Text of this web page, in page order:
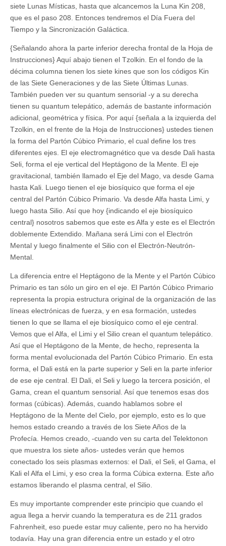
siete Lunas Místicas, hasta que alcancemos la Luna Kin 208,
que es el paso 208. Entonces tendremos el Día Fuera del
Tiempo y la Sincronización Galáctica.
{Señalando ahora la parte inferior derecha frontal de la Hoja de
Instrucciones} Aquí abajo tienen el Tzolkin. En el fondo de la
décima columna tienen los siete kines que son los códigos Kin
de las Siete Generaciones y de las Siete Últimas Lunas.
También pueden ver su quantum sensorial -y a su derecha
tienen su quantum telepático, además de bastante información
adicional, geométrica y física. Por aquí {señala a la izquierda del
Tzolkin, en el frente de la Hoja de Instrucciones} ustedes tienen
la forma del Partón Cúbico Primario, el cual define los tres
diferentes ejes. El eje electromagnético que va desde Dali hasta
Seli, forma el eje vertical del Heptágono de la Mente. El eje
gravitacional, también llamado el Eje del Mago, va desde Gama
hasta Kali. Luego tienen el eje biosíquico que forma el eje
central del Partón Cúbico Primario. Va desde Alfa hasta Limi, y
luego hasta Silio. Así que hoy {indicando el eje biosíquico
central} nosotros sabemos que este es Alfa y este es el Electrón
doblemente Extendido. Mañana será Limi con el Electrón
Mental y luego finalmente el Silio con el Electrón-Neutrón-
Mental.
La diferencia entre el Heptágono de la Mente y el Partón Cúbico
Primario es tan sólo un giro en el eje. El Partón Cúbico Primario
representa la propia estructura original de la organización de las
líneas electrónicas de fuerza, y en esa formación, ustedes
tienen lo que se llama el eje biosíquico como el eje central.
Vemos que el Alfa, el Limi y el Silio crean el quantum telepático.
Así que el Heptágono de la Mente, de hecho, representa la
forma mental evolucionada del Partón Cúbico Primario. En esta
forma, el Dali está en la parte superior y Seli en la parte inferior
de ese eje central. El Dali, el Seli y luego la tercera posición, el
Gama, crean el quantum sensorial. Así que tenemos esas dos
formas (cúbicas). Además, cuando hablamos sobre el
Heptágono de la Mente del Cielo, por ejemplo, esto es lo que
hemos estado creando a través de los Siete Años de la
Profecía. Hemos creado, -cuando ven su carta del Telektonon
que muestra los siete años- ustedes verán que hemos
conectado los seis plasmas externos: el Dali, el Seli, el Gama, el
Kali el Alfa el Limi, y eso crea la forma Cúbica externa. Este año
estamos liberando el plasma central, el Silio.
Es muy importante comprender este principio que cuando el
agua llega a hervir cuando la temperatura es de 211 grados
Fahrenheit, eso puede estar muy caliente, pero no ha hervido
todavía. Hay una gran diferencia entre un estado y el otro